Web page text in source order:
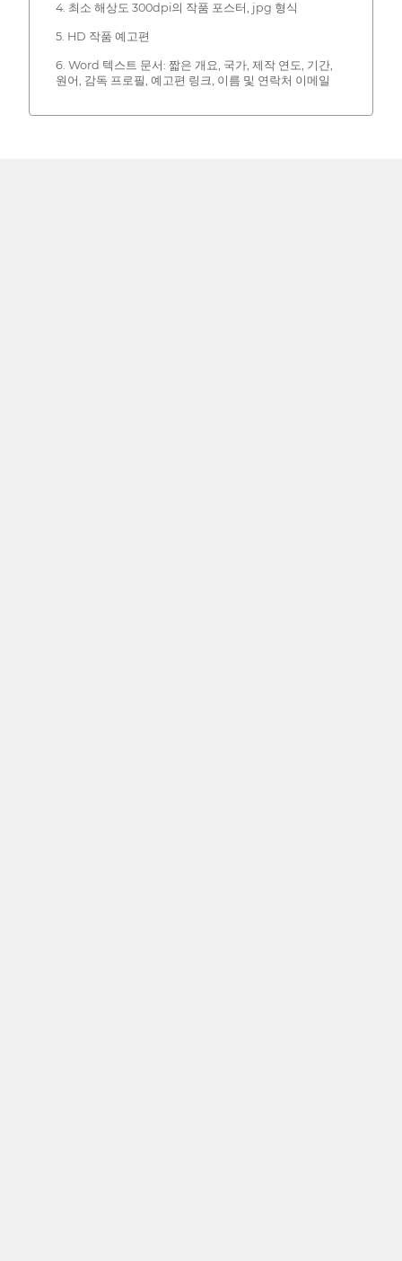
4. 최소 해상도 300dpi의 작품 포스터, jpg 형식
5. HD 작품 예고편
6. Word 텍스트 문서: 짧은 개요, 국가, 제작 연도, 기간,
원어, 감독 프로필, 예고편 링크, 이름 및 연락처 이메일